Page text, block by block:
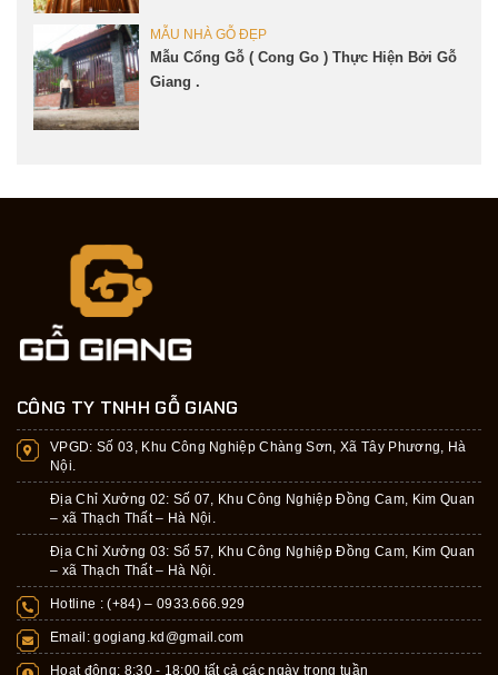
MẪU NHÀ GỖ ĐẸP
Mẫu Cổng Gỗ ( Cong Go ) Thực Hiện Bởi Gỗ
Giang .
CÔNG TY TNHH GỖ GIANG
VPGD: Số 03, Khu Công Nghiệp Chàng Sơn, Xã Tây Phương, Hà
Nội.
Địa Chỉ Xưởng 02: Số 07, Khu Công Nghiệp Đồng Cam, Kim Quan
– xã Thạch Thất – Hà Nội.
Địa Chỉ Xưởng 03: Số 57, Khu Công Nghiệp Đồng Cam, Kim Quan
– xã Thạch Thất – Hà Nội.
Hotline : (+84) – 0933.666.929
Email:gogiang.kd@gmail.com
Hoạt động: 8:30 - 18:00 tất cả các ngày trong tuần